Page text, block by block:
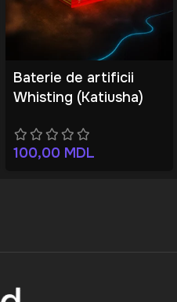
Baterie de artificii
Whisting (Katiusha)
100,00 MDL